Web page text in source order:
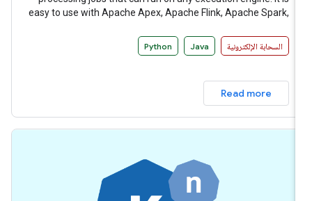
easy to use with Apache Apex, Apache Flink, Apache Spark,
processing back-ends.
السحابة الإلكترونية Java
Python
Read more